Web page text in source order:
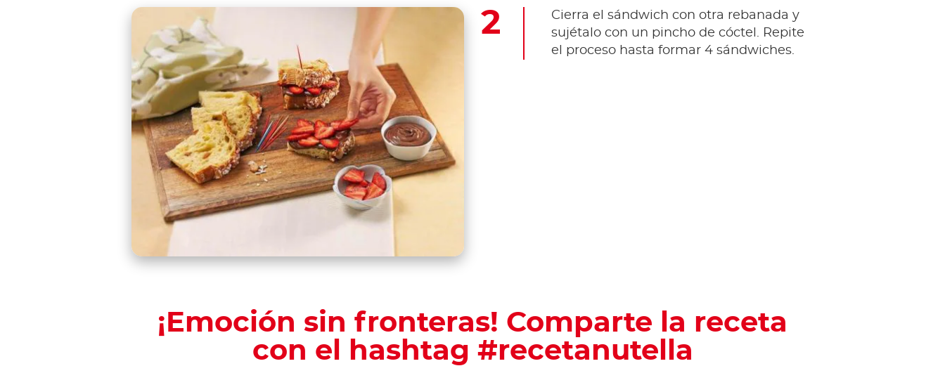
Cierra el sándwich con otra rebanada y
sujétalo con un pincho de cóctel. Repite
el proceso hasta formar 4 sándwiches.
¡Emoción sin fronteras! Comparte la receta
con el hashtag #recetanutella